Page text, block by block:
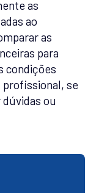
as
ao
as
para
condições
se
ou